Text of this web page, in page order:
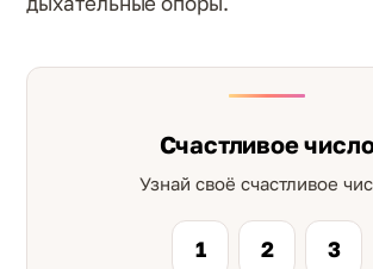
Счастливое
Узнай своё счастливое
1 2 3